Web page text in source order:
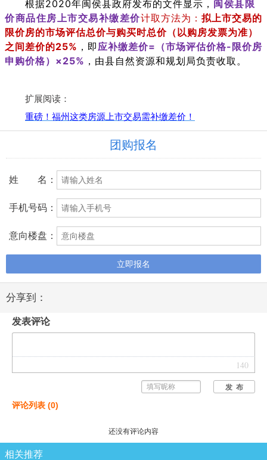
根据2020年闽侯县政府发布的文件显示， 闽侯县限
价商品住房上市交易补缴差价计取方法为： 拟上市交易的
限价房的市场评估总价与购买时总价（以购房发票为准）
之间差价的25% ，即应补缴差价=（市场评估价格-限价房
申购价格）×25% ，由县自然资源和规划局负责收取。
扩展阅读：
重磅！福州这类房源上市交易需补缴差价！
团购报名
姓 名：
手机号码：
意向楼盘：
立即报名
分享到：
发表评论
140
发 布
评论列表 (0)
还没有评论内容
相关推荐